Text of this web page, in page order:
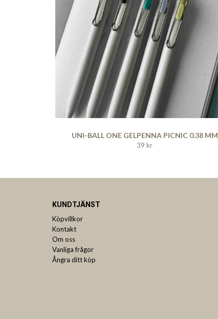
UNI-BALL ONE GELPENNA PICNIC 0.38 MM
39 kr
KUNDTJÄNST
Köpvillkor
Kontakt
Om oss
Vanliga frågor
Ångra ditt köp